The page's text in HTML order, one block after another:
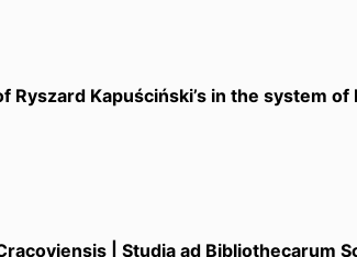
Kapuściński’s in the system
| Studia ad Bibliothecarum